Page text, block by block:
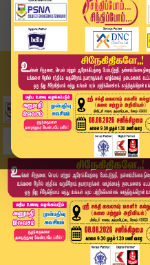
Home
வீடியோ ஸ்டோரி
நடுரோட்டில் திடீரென